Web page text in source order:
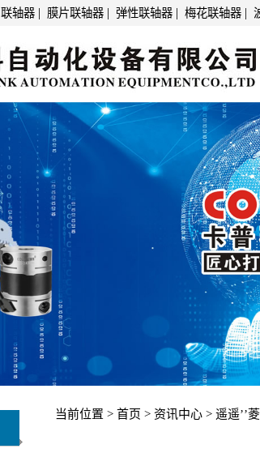
联轴器 | 膜片联轴器 | 弹性联轴器 | 梅花联轴器 |
当前位置 > 首页 > 资讯中心 > 遥遥’’